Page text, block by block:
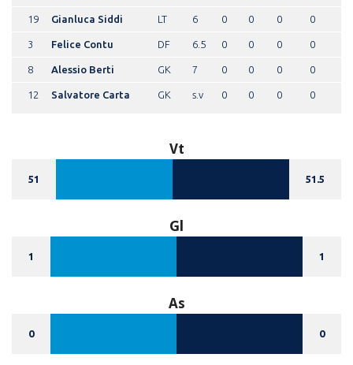
19 Gianluca Siddi LT 6 0 0 0 0
3 Felice Contu DF 6.5 0 0 0 0
8 Alessio Berti GK 7 0 0 0 0
12 Salvatore Carta GK s.v 0 0 0 0
Vt
51 51.5
Gl
1 1
As
0 0